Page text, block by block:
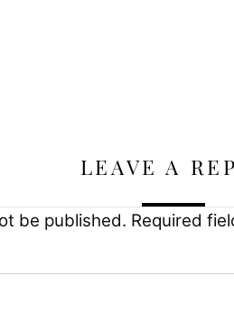
LEAVE A
be published. Required